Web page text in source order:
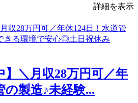
詳細を表示
】＼月収28万円可／年
の製造♪未経験...